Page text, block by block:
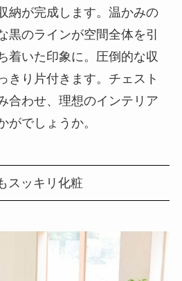
納が完成します。温かみの
黒のラインが空間全体を引
着いた印象に。圧倒的な収
きり片付きます。チェスト
合わせ、理想のインテリア
がでしょうか。
スッキリ化粧